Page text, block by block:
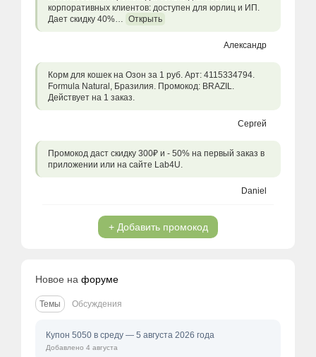
корпоративных клиентов: доступен для юрлиц и ИП.
Дает скидку 40%… Открыть
Александр
Корм для кошек на Озон за 1 руб. Арт: 4115334794.
Formula Natural, Бразилия. Промокод: BRAZIL.
Действует на 1 заказ.
Сергей
Промокод даст скидку 300₽ и - 50% на первый заказ в
приложении или на сайте Lab4U.
Daniel
+ Добавить промокод
Новое на форуме
Темы Обсуждения
Купон 5050 в среду — 5 августа 2026 года
Добавлено 4 августа